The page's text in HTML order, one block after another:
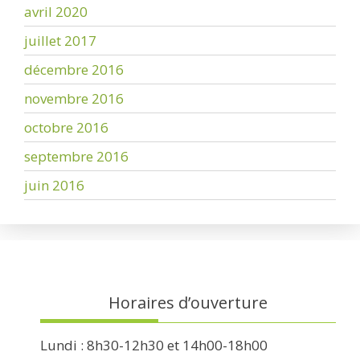
avril 2020
juillet 2017
décembre 2016
novembre 2016
octobre 2016
septembre 2016
juin 2016
Horaires d’ouverture
Lundi : 8h30-12h30 et 14h00-18h00